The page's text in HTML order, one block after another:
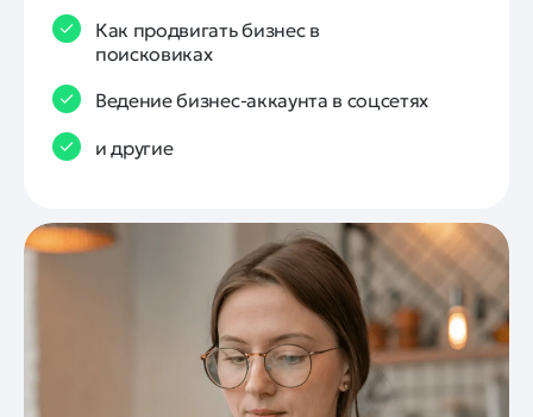
Как продвигать бизнес в
поисковиках
Ведение бизнес-аккаунта в соцсетях
и другие